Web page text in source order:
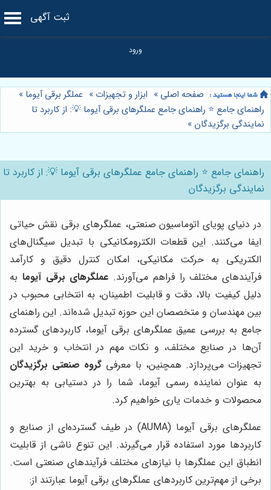
ثبت آگهی
صفحه اصلی » ابزار و تجهیزات » عملگر برقی آیوما »
راهنمای جامع ⭐️ راهنمای جامع عملگرهای برقی آیوما 💡: از کاربرد تا
نمایندگی برگزیدگان »
راهنمای جامع ⭐️ راهنمای جامع عملگرهای برقی آیوما 💡: از کاربرد تا
نمایندگی برگزیدگان
در دنیای پویای اتوماسیون صنعتی، عملگرهای برقی نقش حیاتی
ایفا می‌کنند. این قطعات الکترومکانیکی با تبدیل سیگنال‌های
الکتریکی به حرکت مکانیکی، امکان کنترل دقیق و کارآمد
فرآیندهای مختلف را فراهم می‌آورند. عملگرهای برقی آیوما به
دلیل کیفیت بالا، دقت و قابلیت اطمینان، به انتخابی محبوب در
بین مهندسان و متخصصان این حوزه تبدیل شده‌اند. این راهنمای
جامع به بررسی عمیق عملگرهای برقی آیوما، کاربردهای گسترده
آن‌ها در صنایع مختلف، و نکات مهم در انتخاب و خرید این
تجهیزات می‌پردازد. همچنین، با معرفی گروه صنعتی برگزیدگان
به عنوان نماینده رسمی آیوما، شما را در دستیابی به بهترین
محصولات و خدمات یاری خواهیم کرد.
عملگرهای برقی آیوما (AUMA) در طیف گسترده‌ای از صنایع و
کاربردها مورد استفاده قرار می‌گیرند. این تنوع ناشی از قابلیت
انطباق این عملگرها با نیازهای مختلف فرآیندهای صنعتی است.
برخی از مهم‌ترین کاربردهای عملگرهای برقی آیوما عبارتند از: